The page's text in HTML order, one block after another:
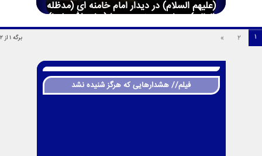
(علیهم السلام) در دیدار امام خامنه ای (مدظله
العالی) – ولادت حضرت زهرا (سلام الله علیها)
-20 فروردین 94
برگه 1 از 2 1
2
»
فیلم// هشدارهایی که هرگز شنیده نشد